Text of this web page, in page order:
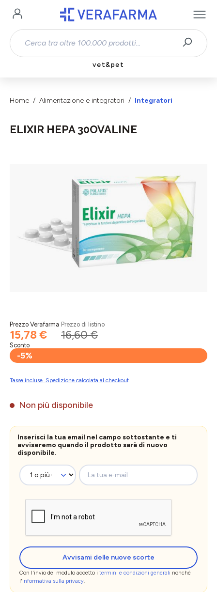
Passa al contenuto principale
vet&pet
Home Alimentazione e integratori Integratori
ELIXIR HEPA 30OVALINE
Prezzo Verafarma
15,78 €
Prezzo di listino
16,60 €
Sconto
-5%
Tasse incluse. Spedizione calcolata al checkout
Non più disponibile
Inserisci la tua email nel campo sottostante e ti
avviseremo quando il prodotto sarà di nuovo
disponibile.
La tua e-mail
Avvisami delle nuove scorte
Con l'invio del modulo accetto i termini e condizioni generali nonché
l'informativa sulla privacy.